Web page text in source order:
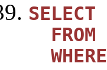
SELECT
FROM
WHERE